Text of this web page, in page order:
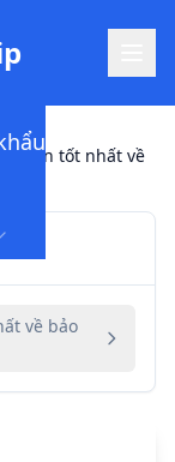
tiễn tốt nhất về
về bảo